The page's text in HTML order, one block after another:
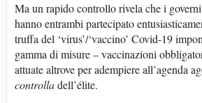
Ma un rapido controllo rivela che i
hanno entrambi partecipato
truffa del ‘virus’/‘vaccino’ Covid-19
gamma di misure – vaccinazioni
attuate altrove per adempiere all’agenda
controlladell’élite.